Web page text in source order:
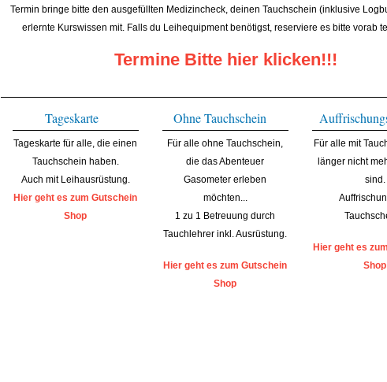
Termin bringe bitte den ausgefüllten Medizincheck, deinen Tauchschein (inklusive
erlernte Kurswissen mit. Falls du Leihequipment benötigst, reserviere es bitte vorab
Termine Bitte hier klicken!!!
Tageskarte
Tageskarte für alle, die einen
Tauchschein haben.
Auch mit Leihausrüstung.
Hier geht es zum Gutschein
Shop
Ohne Tauchschein
Für alle ohne Tauchschein,
die das Abenteuer
Gasometer erleben
möchten...
1 zu 1 Betreuung durch
Tauchlehrer inkl. Ausrüstung.
Hier geht es zum Gutschein
Shop
Für alle mit
länger nicht
sind.
Hier geht es
Shop